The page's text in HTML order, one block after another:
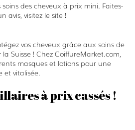
soins des cheveux à prix mini. Faites-
avis, visitez le site !
vos cheveux grâce aux soins de
Suisse ! Chez CoiffureMarket.com,
masques et lotions pour une
et vitalisée.
à prix cassés !